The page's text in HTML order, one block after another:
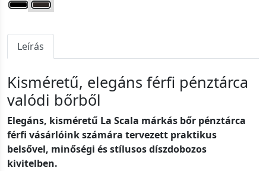
Leírás
Kisméretű, elegáns férfi pénztárca
valódi bőrből
Elegáns, kisméretű La Scala márkás bőr pénztárca
férfi vásárlóink számára tervezett praktikus
belsővel, minőségi és stílusos díszdobozos
kivitelben.